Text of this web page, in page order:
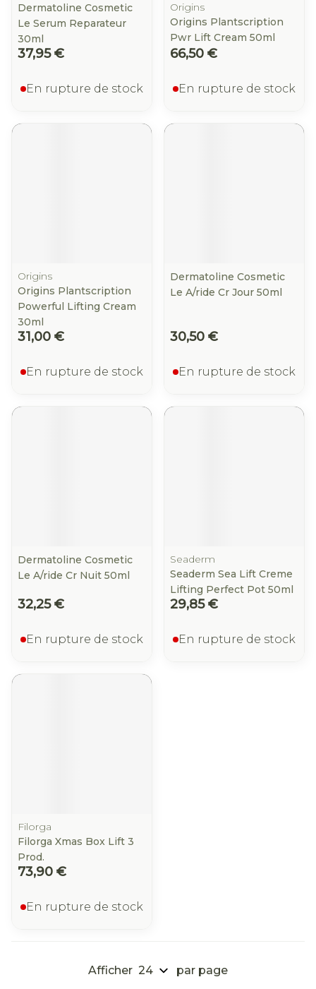
Dermatoline Cosmetic
Le Serum Reparateur
30ml
37,95 €
En rupture de stock
Origins
Origins Plantscription
Pwr Lift Cream 50ml
66,50 €
En rupture de stock
Origins
Origins Plantscription
Powerful Lifting Cream
30ml
31,00 €
En rupture de stock
Dermatoline Cosmetic
Le A/ride Cr Jour 50ml
30,50 €
En rupture de stock
Dermatoline Cosmetic
Le A/ride Cr Nuit 50ml
32,25 €
En rupture de stock
Seaderm
Seaderm Sea Lift Creme
Lifting Perfect Pot 50ml
29,85 €
En rupture de stock
Filorga
Filorga Xmas Box Lift 3
Prod.
73,90 €
En rupture de stock
Afficher par page